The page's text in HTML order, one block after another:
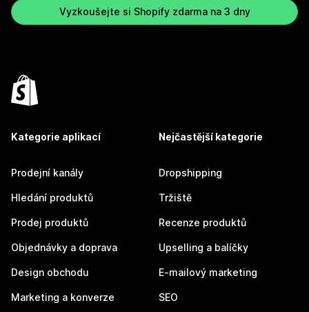
Vyzkoušejte si Shopify zdarma na 3 dny
Kategorie aplikací
Prodejní kanály
Hledání produktů
Prodej produktů
Objednávky a doprava
Design obchodu
Marketing a konverze
Nejčastější kategorie
Dropshipping
Tržiště
Recenze produktů
Upselling a balíčky
E-mailový marketing
SEO